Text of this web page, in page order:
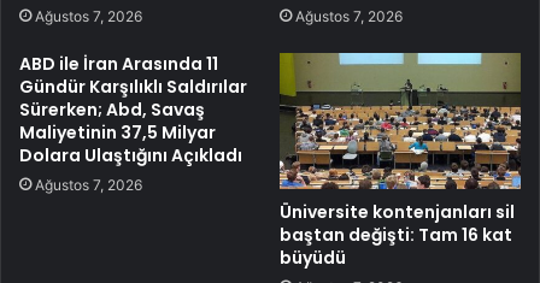
Ağustos 7, 2026 Ağustos 7, 2026
ABD ile İran Arasında 11
Gündür Karşılıklı Saldırılar
Sürerken; Abd, Savaş
Maliyetinin 37,5 Milyar
Dolara Ulaştığını Açıkladı
Ağustos 7, 2026
Üniversite kontenjanları sil
baştan değişti: Tam 16 kat
büyüdü